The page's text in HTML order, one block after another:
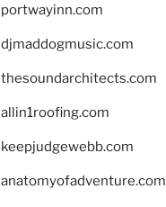
portwayinn.com
djmaddogmusic.com
thesoundarchitects.com
allin1roofing.com
keepjudgewebb.com
anatomyofadventure.com